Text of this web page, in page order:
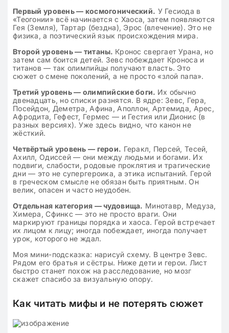
Первый уровень — космогонический. У Гесиода в
«Теогонии» всё начинается с Хаоса, затем появляются
Гея (Земля), Тартар (бездна), Эрос (влечение). Это не
физика, а поэтический язык происхождения мира.
Второй уровень — титаны. Кронос свергает Урана, но
затем сам боится детей. Зевс побеждает Кроноса и
титанов — так олимпийцы получают власть. Это
сюжет о смене поколений, а не просто «злой папа».
Третий уровень — олимпийские боги. Их обычно
двенадцать, но списки разнятся. В ядре: Зевс, Гера,
Посейдон, Деметра, Афина, Аполлон, Артемида, Арес,
Афродита, Гефест, Гермес — и Гестия или Дионис (в
разных версиях). Уже здесь видно, что канон не
жёсткий.
Четвёртый уровень — герои. Геракл, Персей, Тесей,
Ахилл, Одиссей — они между людьми и богами. Их
подвиги, слабости, родовые проклятия и трагические
дни — это не супергероика, а этика испытаний. Герой
в греческом смысле не обязан быть приятным. Он
велик, опасен и часто неудобен.
Отдельная категория — чудовища. Минотавр, Медуза,
Химера, Сфинкс — это не просто враги. Они
маркируют границы порядка и хаоса. Герой встречает
их лицом к лицу; иногда побеждает, иногда получает
урок, которого не ждал.
Моя мини-подсказка: нарисуй схему. В центре Зевс.
Рядом его братья и сёстры. Ниже дети и герои. Лист
быстро станет похож на расследование, но мозг
скажет спасибо за визуальную опору.
Как читать мифы и не потерять сюжет